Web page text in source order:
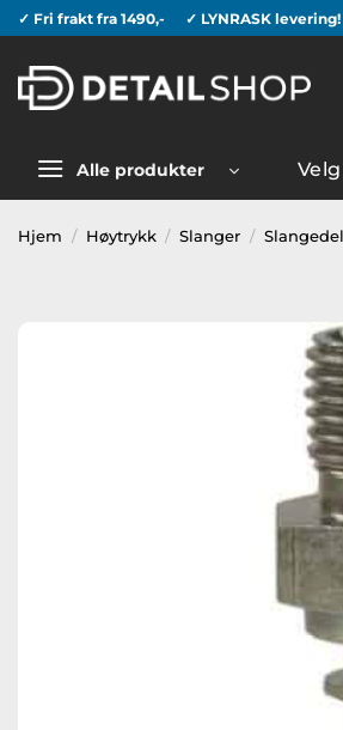
Skip
to
content
✓ Fri frakt fra 1490,- ✓ LYNRASK levering!
Alle produkter
Hjem / Høytrykk / Slanger /